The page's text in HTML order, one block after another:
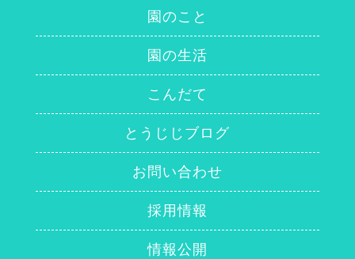
園のこと
園の生活
こんだて
とうじじブログ
お問い合わせ
採用情報
情報公開